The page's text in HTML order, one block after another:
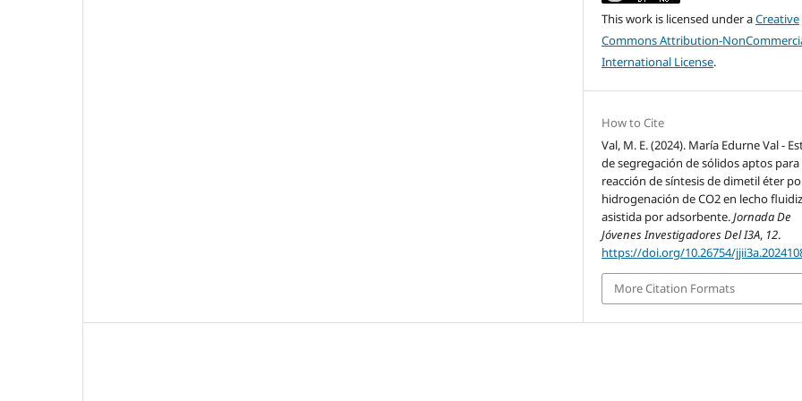
This work is licensed under aCreative
Commons Attribution-
International License.
How to Cite
Val, M. E. (2024). María Edurne Val -
de segregación de sólidos aptos para
reacción de síntesis de dimetil éter
hidrogenación de CO2 en lecho
asistida por adsorbente.Jornada De
Jóvenes Investigadores Del I3A, 12.
https://doi.org/10.26754/
More Citation Formats